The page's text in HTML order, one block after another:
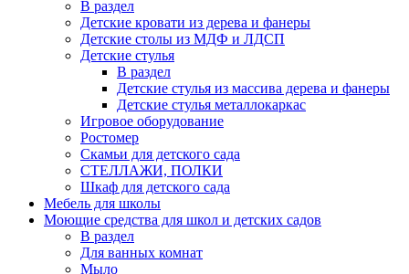
В раздел
Детские кровати из дерева и фанеры
Детские столы из МДФ и ЛДСП
Детские стулья
В раздел
Детские стулья из массива дерева и фанеры
Детские стулья металлокаркас
Игровое оборудование
Ростомер
Скамьи для детского сада
СТЕЛЛАЖИ, ПОЛКИ
Шкаф для детского сада
Мебель для школы
Моющие средства для школ и детских садов
В раздел
Для ванных комнат
Мыло